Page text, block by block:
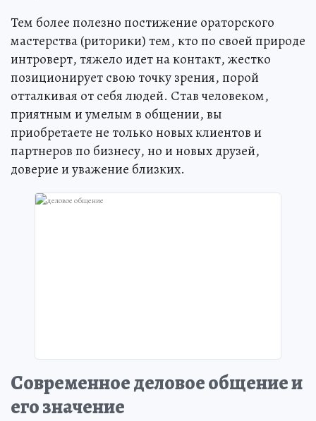
Тем более полезно постижение ораторского
мастерства (риторики) тем, кто по своей природе
интроверт, тяжело идет на контакт, жестко
позиционирует свою точку зрения, порой
отталкивая от себя людей. Став человеком,
приятным и умелым в общении, вы
приобретаете не только новых клиентов и
партнеров по бизнесу, но и новых друзей,
доверие и уважение близких.
Современное деловое общение и
его значение